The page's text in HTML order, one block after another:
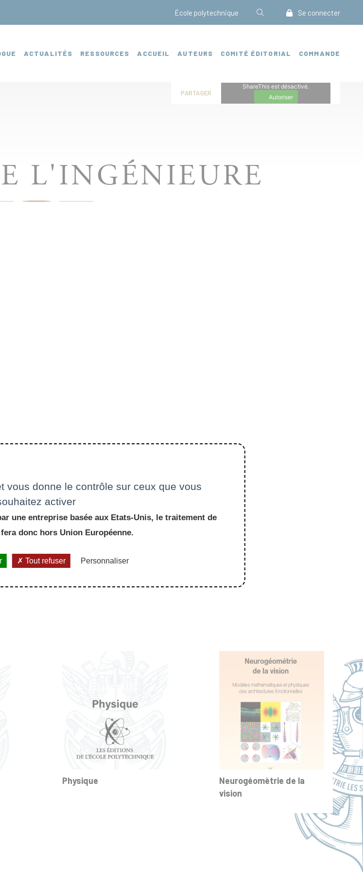
École polytechnique Se connecter
ACTUALITÉS RESSOURCES ACCUEIL AUTEURS COMITÉ ÉDITORIAL COMMANDE
PARTAGER
ShareThis est désactivé.
Autoriser
L'INGÉNIEURE
Physique
Neurogéomètrie de la
vision
vous donne le contrôle sur ceux que vous
activer
une entreprise basée aux Etats-Unis, le traitement de
donc hors Union Européenne.
Tout refuser Personnaliser